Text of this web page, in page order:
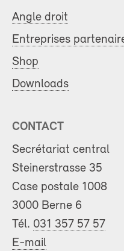
Angle droit
Entreprises
Shop
Downloads
CONTACT
Secrétariat central
Steinerstrasse 35
Case postale 1008
3000 Berne 6
Tél. 031 357 57 57
E-mail